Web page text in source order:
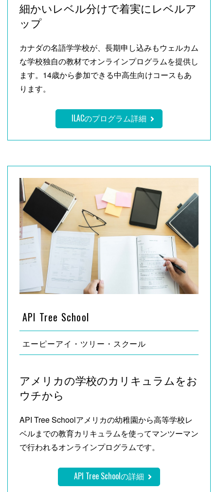
細かいレベル分けで着実にレベルア
ップ
カナダの名語学学校が、長期申し込みもウェルカム
な学校独自の教材でオンラインプログラムを提供し
ます。14歳から参加できる中高生向けコースもあ
ります。
ILACのプログラム詳細
API Tree School
エーピーアイ・ツリー・スクール
アメリカの学校のカリキュラムをお
ウチから
API Tree Schoolアメリカの幼稚園から高等学校レ
ベルまでの教育カリキュラムを使ってマンツーマン
で行われるオンラインプログラムです。
API Tree Schoolの詳細